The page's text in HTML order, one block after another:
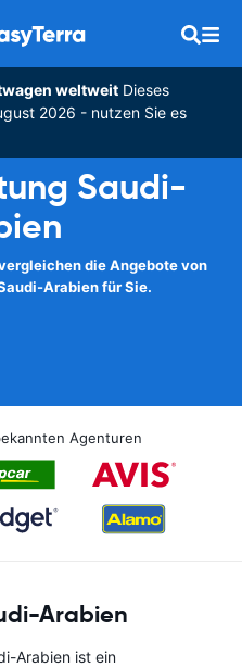
weltweitDieses
2026 - nutzen Sie es
Saudi-
die Angebote von
Arabien für Sie.
Agenturen
Arabien
Arabien ist ein